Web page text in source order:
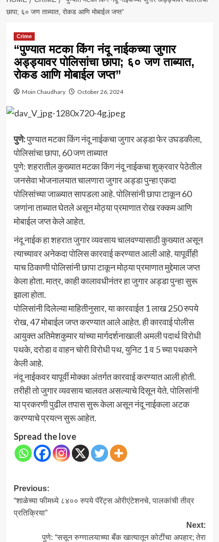
छापा; ६० जण ताब्यात, रोकड आणि मोबाईल जप्त”
Crime
“पुण्यात मटका किंग नंदू नाईकच्या जुगार
अड्ड्यावर पोलिसांचा छापा; ६० जण ताब्यात,
रोकड आणि मोबाईल जप्त”
Moin Chaudhary October 26, 2024
पुणे:पुण्यात मटका किंग नंदू नाईकचा जुगार अड्डा फेर उघडकीला,
पोलिसांचा छापा, 60 जण ताब्यात
पुणे: शहरातील कुख्यात मटका किंग नंदू नाईकचा शुक्रवार पेठेतील
जनसेवा भोजनालयात चालणारा जुगार अड्डा पुन्हा एकदा
पोलिसांच्या जाळ्यात सापडला आहे. पोलिसांनी छापा टाकून 60
जणांना ताब्यात घेतले असून मोठ्या प्रमाणात रोख रक्कम आणि
मोबाईल जप्त केले आहेत.
नंदू नाईक हा शहरात जुगार व्यवसाय चालवण्यासाठी कुख्यात असून
त्याच्यावर अनेकदा पोलिस कारवाई करण्यात आली आहे. यापूर्वीही
याच ठिकाणी पोलिसांनी छापा टाकून मोठ्या प्रमाणात मुद्देमाल जप्त
केला होता. मात्र, काही कालावधीनंतर हा जुगार अड्डा पुन्हा सुरू
झाला होता.
पोलिसांनी दिलेल्या माहितीनुसार, या कारवाईत 1 लाख 250 रुपये
रोख, 47 मोबाईल जप्त करण्यात आले आहेत. ही कारवाई पोलीस
आयुक्त अतिमेशकुमार यांच्या मार्गदर्शनाखाली अमली पदार्थ विरोधी
पथके, दरोडा व वाहन चोरी विरोधी पथ, युनिट 1 व 5 च्या पथकाने
केली आहे.
नंदू नाईकवर यापूर्वी मोक्का अंतर्गत कारवाई करण्यात आली होती.
तरीही तो जुगार व्यवसाय चालवत असल्याचे दिसून येते. पोलिसांनी
या प्रकरणी पुढील तपास सुरू केला असून नंदू नाईकला अटक
करण्याचे प्रयत्न सुरू आहेत.
Spread the love
Post
navigation
Previous:
“शाळेच्या फीमध्ये ८४०० रुपये पॅरेंट्स ओरीएंटेशनचे, पालकांची तीव्र
प्रतिक्रिया”
Next:
पुणे: “ससून रुग्णालयाच्या बँक खात्यातून कोटींचा अपहार; तेरा